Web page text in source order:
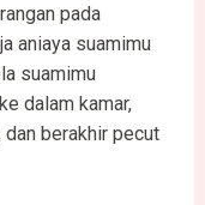
pada
aniaya suamimu
suamimu
dalam kamar,
berakhir pecut